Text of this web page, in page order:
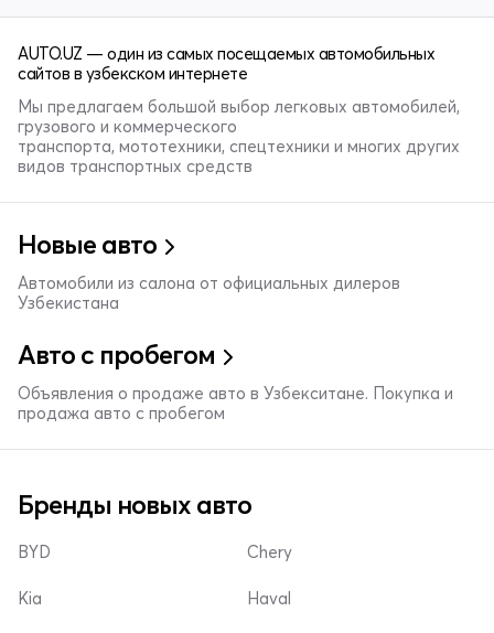
AUTO.UZ — один из самых посещаемых автомобильных
сайтов в узбекском интернете
Мы предлагаем большой выбор легковых автомобилей,
грузового и коммерческого
транспорта, мототехники, спецтехники и многих других
видов транспортных средств
Новые авто
Автомобили из салона от официальных дилеров
Узбекистана
Авто с пробегом
Объявления о продаже авто в Узбекситане. Покупка и
продажа авто с пробегом
Бренды новых авто
BYD
Kia
Chery
Haval